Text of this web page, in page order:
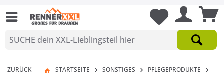
ZURÜCK | STARTSEITE SONSTIGES PFLEGEPRODUKTE